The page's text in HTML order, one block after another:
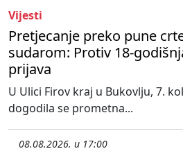
Vijesti
Pretjecanje preko pune
sudarom: Protiv 18-
prijava
U Ulici Firov kraj u Bukovlju, 7.
dogodila se prometna...
08.08.2026. u 17:00